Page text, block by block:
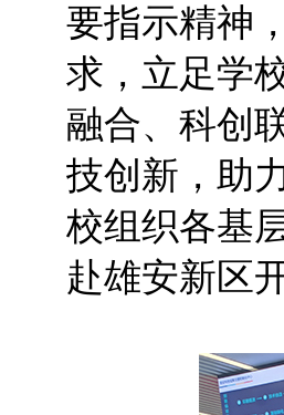
要指示精神
求，立足学
融合、科创
技创新，助
校组织各基
赴雄安新区